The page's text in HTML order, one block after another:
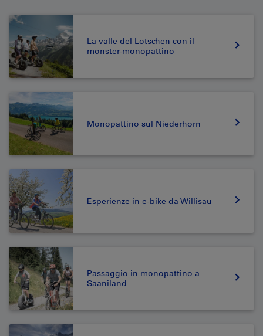
La valle del Lötschen con il
monster-monopattino
Monopattino sul Niederhorn
Esperienze in e-bike da Willisau
Passaggio in monopattino a
Saaniland